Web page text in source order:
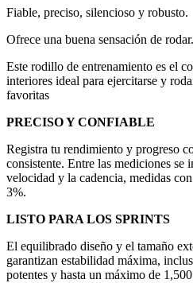
Fiable, preciso, silencioso y robusto.
Ofrece una buena sensación de rodar.
Este rodillo de entrenamiento es el
interiores ideal para ejercitarse y
favoritas
PRECISO Y CONFIABLE
Registra tu rendimiento y progreso
consistente. Entre las mediciones se
velocidad y la cadencia, medidas
3%.
LISTO PARA LOS SPRINTS
El equilibrado diseño y el tamaño
garantizan estabilidad máxima,
potentes y hasta un máximo de